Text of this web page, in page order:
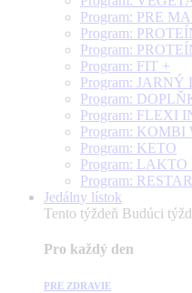
Program: PRE
Program:
Program:
Program: FIT +
Program: JARNÝ
Program:
Program: FLEXI
Program: KOMBI
Program: KETO
Program: LAKTO
Program:
Jedálny lístok
Tento týždeň Budúci
Pro každý den
PRE ZDRAVIE